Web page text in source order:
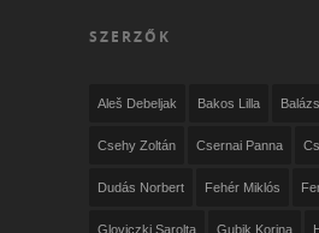
SZERZŐK
Aleš Debeljak Bakos Lilla
Csehy Zoltán Csernai Panna
Dudás Norbert Fehér Miklós
Gloviczki Sarolta Gubik Korina